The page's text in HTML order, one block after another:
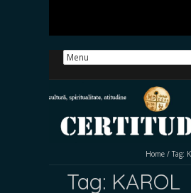
Home / Tag:
Tag: KAROL